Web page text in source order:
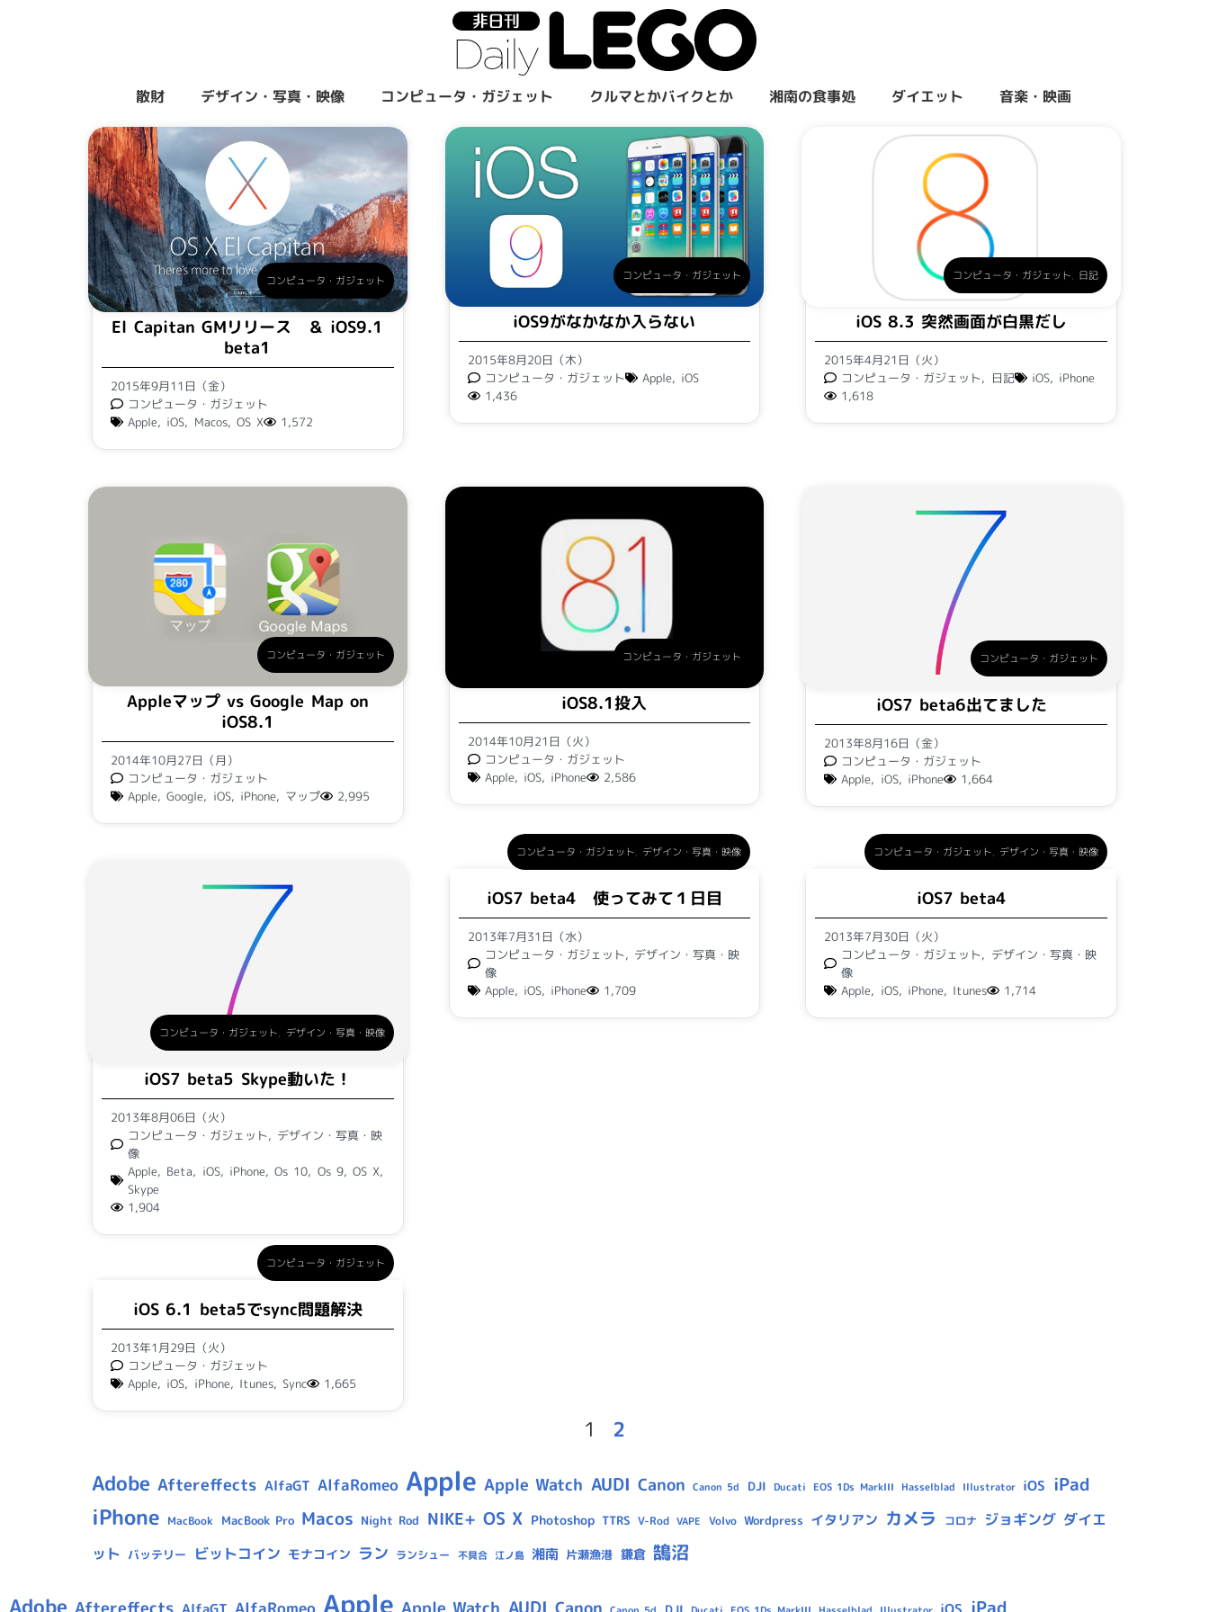
散財 デザイン・写真・映像 コンピュータ・ガジェット クルマとかバイクとか 湘南の食事処 ダイエット 音楽・映画
コンピュータ・ガジェット
El Capitan GMリリース ＆ iOS9.1
beta1
2015年9月11日（金）
コンピュータ・ガジェット
Apple, iOS, Macos, OS X 1,572
コンピュータ・ガジェット
iOS9がなかなか入らない
2015年8月20日（木）
コンピュータ・ガジェット
Apple, iOS
1,436
コンピュータ・ガジェット, 日記
iOS 8.3 突然画面が白黒だし
2015年4月21日（火）
コンピュータ・ガジェット, 日記 iOS, iPhone
1,618
コンピュータ・ガジェット
Appleマップ vs Google Map on
iOS8.1
2014年10月27日（月）
コンピュータ・ガジェット
Apple,Google, iOS, iPhone, マップ 2,995
コンピュータ・ガジェット
iOS8.1投入
2014年10月21日（火）
コンピュータ・ガジェット
Apple, iOS, iPhone 2,586
コンピュータ・ガジェット
iOS7 beta6出てました
2013年8月16日（金）
コンピュータ・ガジェット
Apple, iOS, iPhone 1,664
コンピュータ・ガジェット, デザイン・写真・映像
iOS7 beta5 Skype動いた！
2013年8月06日（火）
コンピュータ・ガジェット, デザイン・写真・映
像
Apple, Beta, iOS, iPhone, Os 10, Os 9, OS X,
Skype
1,904
コンピュータ・ガジェット, デザイン・写真・映像
iOS7 beta4 使ってみて１日目
2013年7月31日（水）
コンピュータ・ガジェット, デザイン・写真・映
像
Apple, iOS, iPhone 1,709
コンピュータ・ガジェット, デザイン・写真・映像
iOS7 beta4
2013年7月30日（火）
コンピュータ・ガジェット, デザイン・写真・映
像
Apple, iOS, iPhone, Itunes 1,714
コンピュータ・ガジェット
iOS 6.1 beta5でsync問題解決
2013年1月29日（火）
コンピュータ・ガジェット
Apple, iOS, iPhone, Itunes, Sync 1,665
1 2
Adobe Aftereffects AlfaGT AlfaRomeo Apple Apple Watch AUDI Canon Canon 5d DJI Ducati EOS 1Ds MarkIII Hasselblad Illustrator iOS iPad
iPhone MacBook MacBook Pro Macos Night Rod NIKE+ OS X Photoshop TTRS V-Rod VAPE Volvo Wordpress イタリアン カメラ コロナ ジョギング ダイエ
ット バッテリー ビットコイン モナコイン ラン ランシュー 不具合 江ノ島 湘南 片瀬漁港 鎌倉 鵠沼
Adobe Aftereffects AlfaRomeo Apple AUDI iPad